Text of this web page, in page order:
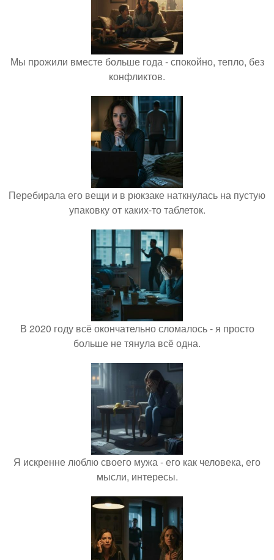
Мы прожили вместе больше года - спокойно, тепло, без
конфликтов.
Перебирала его вещи и в рюкзаке наткнулась на пустую
упаковку от каких-то таблеток.
В 2020 году всё окончательно сломалось - я просто
больше не тянула всё одна.
Я искренне люблю своего мужа - его как человека, его
мысли, интересы.